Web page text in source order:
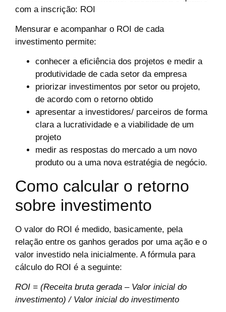
Mensurar e acompanhar o ROI de cada
investimento permite:
conhecer a eficiência dos projetos e medir a
produtividade de cada setor da empresa
priorizar investimentos por setor ou projeto,
de acordo com o retorno obtido
apresentar a investidores/ parceiros de forma
clara a lucratividade e a viabilidade de um
projeto
medir as respostas do mercado a um novo
produto ou a uma nova estratégia de negócio.
Como calcular o retorno
sobre investimento
O valor do ROI é medido, basicamente, pela
relação entre os ganhos gerados por uma ação e o
valor investido nela inicialmente. A fórmula para
cálculo do ROI é a seguinte:
ROI = (Receita bruta gerada – Valor inicial do
investimento) / Valor inicial do investimento